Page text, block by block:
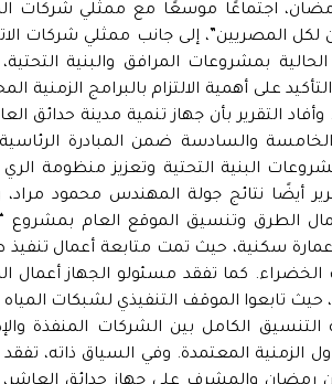
اجتماعًا موسعًا مع ممثلي شركات
لكل المصريين”، إلى جانب ممثلي شركات
بمشروعات المرافق والبنية
على أهمية الالتزام بالبرامج الزمنية
التقرير بأن جهاز تنمية مدينة حدائق
والسادسة ضمن المبادرة
البنية التحتية وتعزيز منظومة
أيضًا نتائج جولة المهندس محمود
الطرق وتنسيق الموقع العام
المرحلة السادسة – بالحي 37، والذي يضم 125 عمارة سكنية، حيث تمت
الخضراء. كما تفقد مسئولو الجهاز أعمال
يضم 143 عمارة سكنية، حيث تابعوا الموقف التنفيذي
الكامل بين الشركات المنفذة
الزمنية المعتمدة. وفي السياق ذاته،